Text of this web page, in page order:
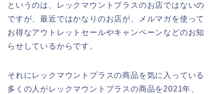
というのは、レックマウントプラスのお店ではないの
ですが、最近ではかなりのお店が、メルマガを使って
お得なアウトレットセールやキャンペーンなどのお知
らせしているからです。
それにレックマウントプラスの商品を気に入っている
多くの人がレックマウントプラスの商品を2021年、